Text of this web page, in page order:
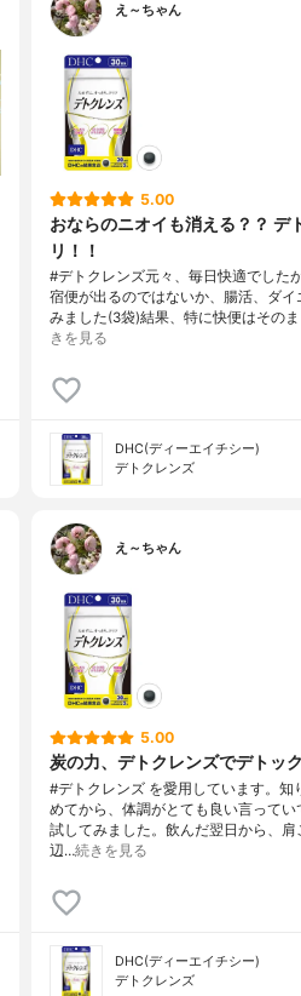
え～ちゃん
5.00
おならのニオイも消える？？ デ
リ！！
#デトクレンズ元々、毎日快適でした
宿便が出るのではないか、腸活、ダ
みました(3袋)結果、特に快便はその
きを見る
DHC(ディーエイチシー)
デトクレンズ
え～ちゃん
5.00
炭の力、デトクレンズでデトッ
#デトクレンズ を愛用しています。知
めてから、体調がとても良い言ってい
試してみました。飲んだ翌日から、
辺…続きを見る
DHC(ディーエイチシー)
デトクレンズ